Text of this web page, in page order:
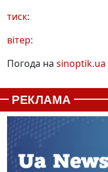
тиск:
вітер:
Погода на sinoptik.ua
РЕКЛАМА